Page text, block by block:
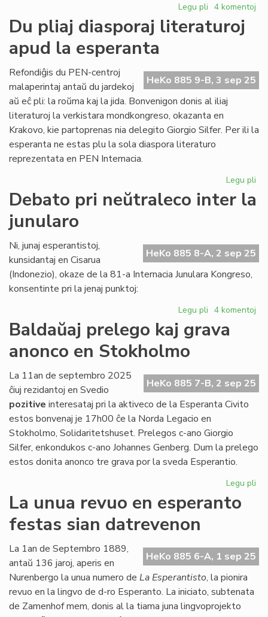
Legu pli pri
Opinio
de
meritas
precizigon
kaj
refuton
4 komentoj
Du pliaj diasporaj literaturoj
apud la esperanta
HeKo 885 9-B, 3 sep 25
Refondiĝis du PEN-centroj
malaperintaj antaŭ du jardekoj
aŭ eĉ pli: la roŭma kaj la jida. Bonvenigon donis al iliaj
literaturoj la verkistara mondkongreso, okazanta en
Krakovo, kie partoprenas nia delegito Giorgio Silfer. Per ili la
esperanta ne estas plu la sola diaspora literaturo
reprezentata en PEN Internacia.
Legu pli
Debato pri neŭtraleco inter la
junularo
HeKo 885 8-A, 2 sep 25
Ni, junaj esperantistoj,
kunsidantaj en Cisarua
(Indonezio), okaze de la 81-a Internacia Junulara Kongreso,
konsentinte pri la jenaj punktoj:
Legu pli pri
pri
la
junularo
4 komentoj
Baldaŭaj prelego kaj grava
anonco en Stokholmo
HeKo 885 7-B, 2 sep 25
La 11an de septembro 2025
ĉiuj rezidantoj en Svedio
pozitive interesataj pri la aktiveco de la Esperanta Civito
estos bonvenaj je 17h00 ĉe la Norda Legacio en
Stokholmo, Solidaritetshuset. Prelegos c-ano Giorgio
Silfer, enkondukos c-ano Johannes Genberg. Dum la prelego
estos donita anonco tre grava por la sveda Esperantio.
Legu pli
La unua revuo en esperanto
festas sian datrevenon
HeKo 885 6-A, 1 sep 25
La 1an de Septembro 1889,
antaŭ 136 jaroj, aperis en
Nurenbergo la unua numero de La Esperantisto, la pionira
revuo en la lingvo de d-ro Esperanto. La iniciato, subtenata
de Zamenhof mem, donis al la tiama juna lingvoprojekto